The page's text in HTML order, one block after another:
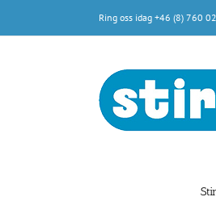
innehållet
Ring oss idag +46 (8) 760